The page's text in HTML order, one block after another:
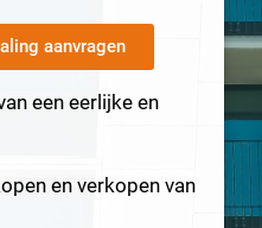
aanvragen
een eerlijke en
en verkopen van